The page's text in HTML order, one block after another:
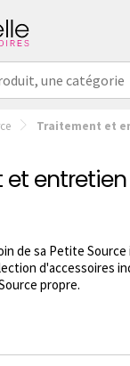
Traitement et
de sa Petite
d'accessoires
propre.